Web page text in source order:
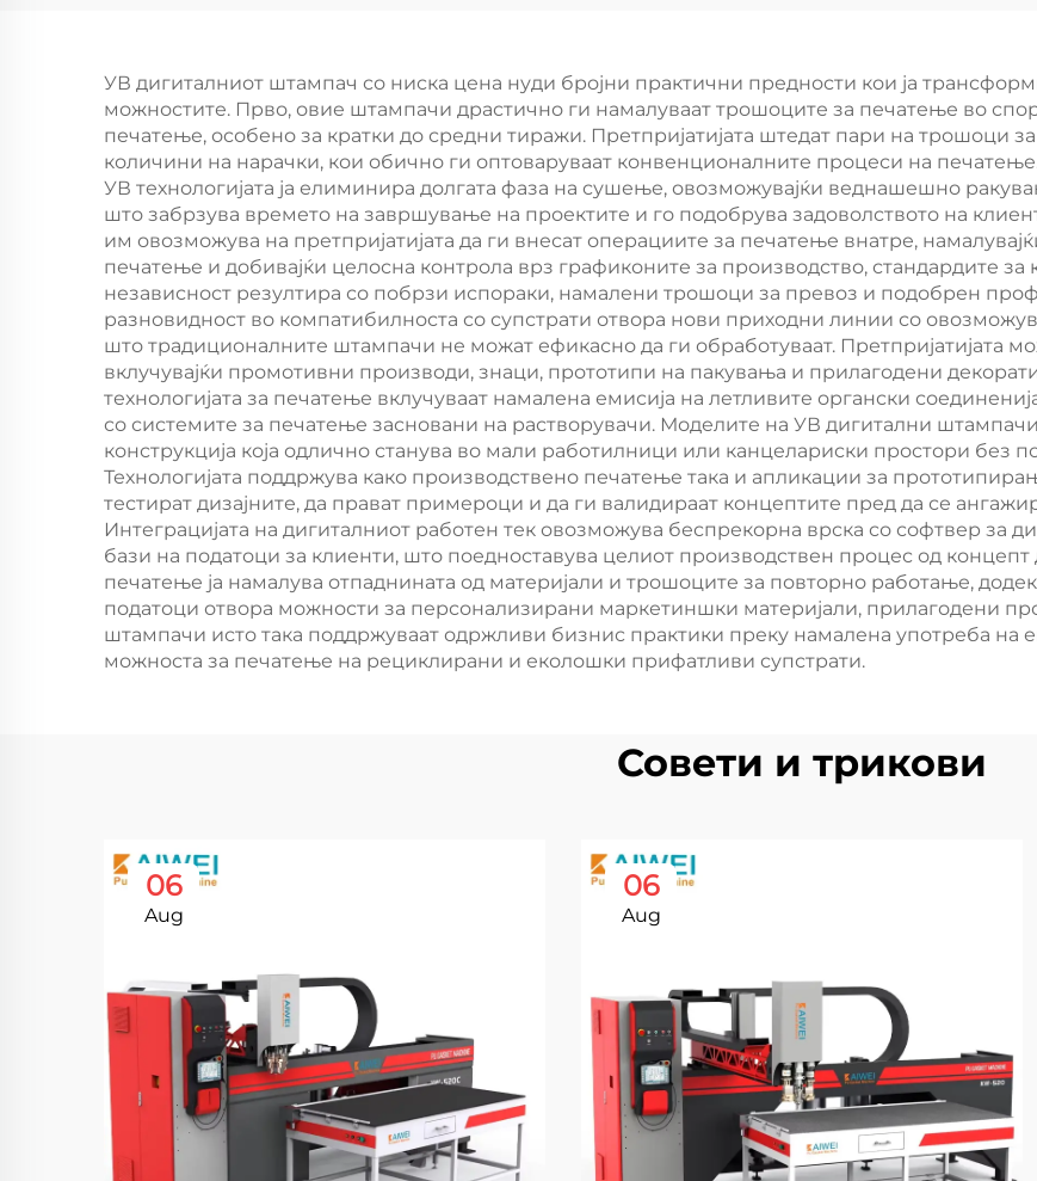
печатење
пломби на
електрични огради,
машина за
затворување на
панели и кабинети
електрични
со врата,
машина,
на
УВ дигиталниот штампач со ниска цена нуди бројни практични предности кои ја
можностите. Прво, овие штампачи драстично ги намалуваат трошоците за печатење во
печатење, особено за кратки до средни тиражи. Претпријатијата штедат пари на трошоци
количини на нарачки, кои обично ги оптоваруваат конвенционалните процеси на
УВ технологијата ја елиминира долгата фаза на сушење, овозможувајќи веднашешно
што забрзува времето на завршување на проектите и го подобрува задоволството на
им овозможува на претпријатијата да ги внесат операциите за печатење внатре,
печатење и добивајќи целосна контрола врз графиконите за производство, стандардите
независност резултира со побрзи испораки, намалени трошоци за превоз и подобрен
разновидност во компатибилноста со супстрати отвора нови приходни линии со
што традиционалните штампачи не можат ефикасно да ги обработуваат. Претпријатијата
вклучувајќи промотивни производи, знаци, прототипи на пакувања и прилагодени
технологијата за печатење вклучуваат намалена емисија на летливите органски
со системите за печатење засновани на растворувачи. Моделите на УВ дигитални
конструкција која одлично станува во мали работилници или канцелариски простори без
Технологијата поддржува како производствено печатење така и апликации за
тестират дизајните, да прават примероци и да ги валидираат концептите пред да се
Интеграцијата на дигиталниот работен тек овозможува беспрекорна врска со софтвер за
бази на податоци за клиенти, што поедноставува целиот производствен процес од
печатење ја намалува отпаднината од материјали и трошоците за повторно работање,
податоци отвора можности за персонализирани маркетиншки материјали, прилагодени
штампачи исто така поддржуваат одржливи бизнис практики преку намалена употреба на
можноста за печатење на рециклирани и еколошки прифатливи супстрати.
Совети и трикови
06
Aug
06
Aug